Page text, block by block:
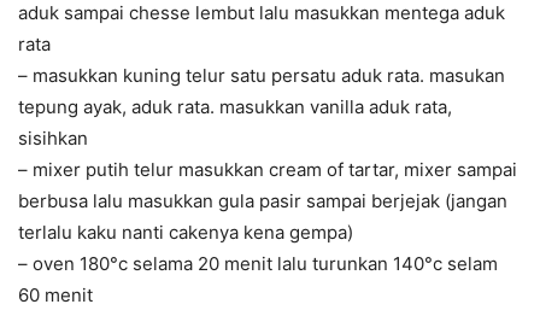
aduk sampai chesse lembut lalu masukkan mentega aduk
rata
– masukkan kuning telur satu persatu aduk rata. masukan
tepung ayak, aduk rata. masukkan vanilla aduk rata,
sisihkan
– mixer putih telur masukkan cream of tartar, mixer sampai
berbusa lalu masukkan gula pasir sampai berjejak (jangan
terlalu kaku nanti cakenya kena gempa)
– oven 180°c selama 20 menit lalu turunkan 140°c selam
60 menit